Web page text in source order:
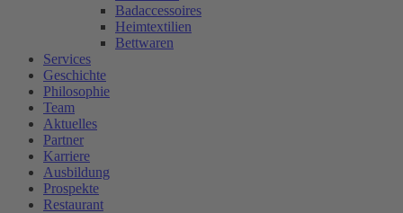
Badaccessoires
Heimtextilien
Bettwaren
Services
Geschichte
Philosophie
Team
Aktuelles
Partner
Karriere
Ausbildung
Prospekte
Restaurant